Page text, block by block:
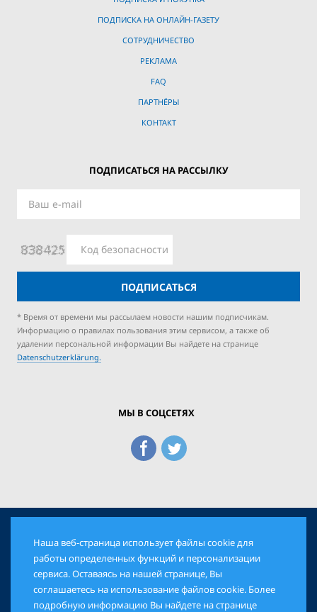
ПОДПИСКА НА ОНЛАЙН-ГАЗЕТУ
СОТРУДНИЧЕСТВО
РЕКЛАМА
FAQ
ПАРТНЁРЫ
КОНТАКТ
ПОДПИСАТЬСЯ НА РАССЫЛКУ
ПОДПИСАТЬСЯ
* Время от времени мы рассылаем новости нашим подписчикам.
Информацию о правилах пользования этим сервисом, а также об
удалении персональной информации Вы найдете на странице
Datenschutzerklärung.
МЫ В СОЦСЕТЯХ
© 2026 Еврейская Панорама. Все права защищены
AGB DATENSCHUTZ IMPRESSUM
Наша веб-страница использует файлы cookie для
работы определенных функций и персонализации
сервиса. Оставаясь на нашей странице, Вы
соглашаетесь на использование файлов cookie. Более
подробную информацию Вы найдете на странице